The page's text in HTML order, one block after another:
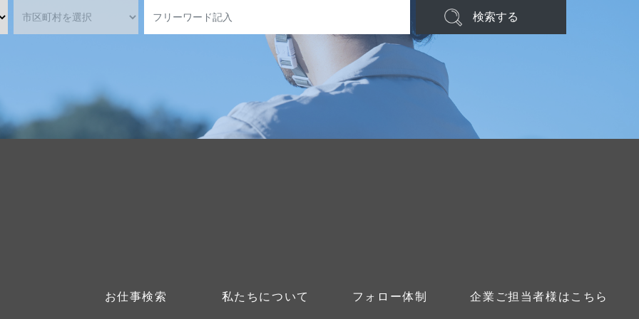
検索する
お仕事検索 私たちについて フォロー体制 企業ご担当者様はこちら